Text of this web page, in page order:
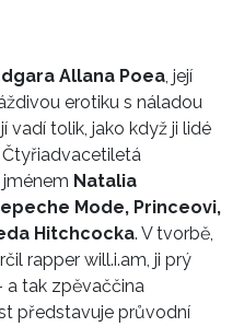
Allana Poea, její
erotiku s náladou
vadí tolik, jako když ji lidé
Čtyřiadvacetiletá
Natalia
Mode, Princeovi,
Hitchcocka. V tvorbě,
rapper will.i.am, ji prý
a tak zpěvaččina
představuje průvodní